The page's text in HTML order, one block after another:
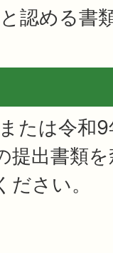
認める書
たは令和
提出書類
さい。